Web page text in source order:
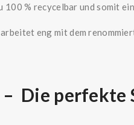
100 % recycelbar und somit
eng mit dem
Die